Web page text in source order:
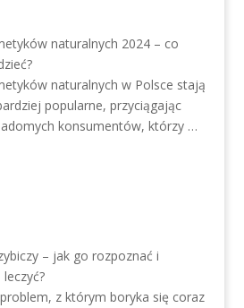
naturalnych 2024 – co
naturalnych w Polsce stają
popularne, przyciągając
konsumentów, którzy …
– jak go rozpoznać i
z którym boryka się coraz